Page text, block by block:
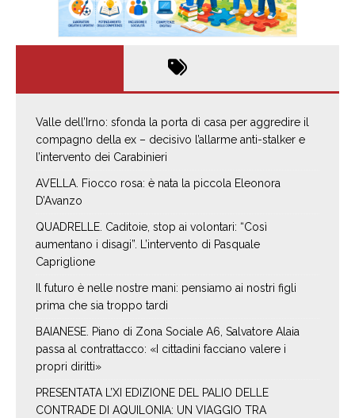
Valle dell’Irno: sfonda la porta di casa per aggredire il
compagno della ex – decisivo l’allarme anti-stalker e
l’intervento dei Carabinieri
AVELLA. Fiocco rosa: è nata la piccola Eleonora
D’Avanzo
QUADRELLE. Caditoie, stop ai volontari: “Così
aumentano i disagi”. L’intervento di Pasquale
Capriglione
Il futuro è nelle nostre mani: pensiamo ai nostri figli
prima che sia troppo tardi
BAIANESE. Piano di Zona Sociale A6, Salvatore Alaia
passa al contrattacco: «I cittadini facciano valere i
propri diritti»
PRESENTATA L’XI EDIZIONE DEL PALIO DELLE
CONTRADE DI AQUILONIA: UN VIAGGIO TRA